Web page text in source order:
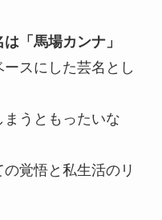
「馬場カンナ」
スにした芸名とし
うともったいな
覚悟と私生活のリ